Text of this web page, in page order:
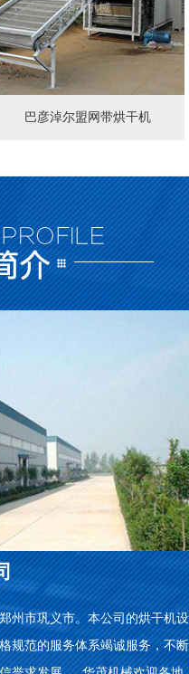
巴彦淖尔盟网带烘干机
州市巩义市。本公司的烘干机设
规范的服务体系竭诚服务，不断